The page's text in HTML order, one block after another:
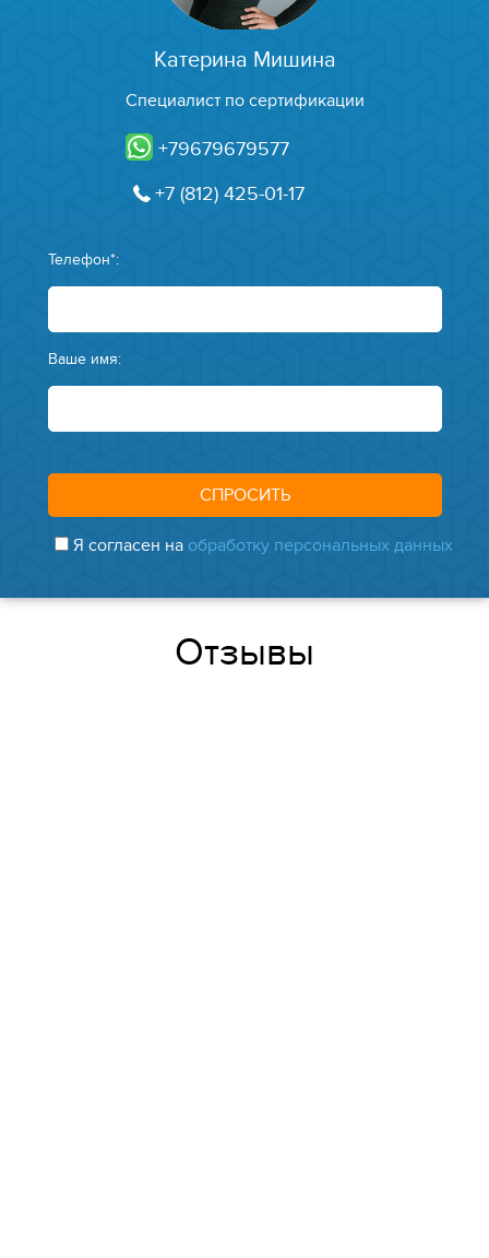
Катерина Мишина
Специалист по сертификации
+79679679577
+7 (812) 425-01-17
Телефон*:
Ваше имя:
Я согласен на обработку персональных данных
Отзывы